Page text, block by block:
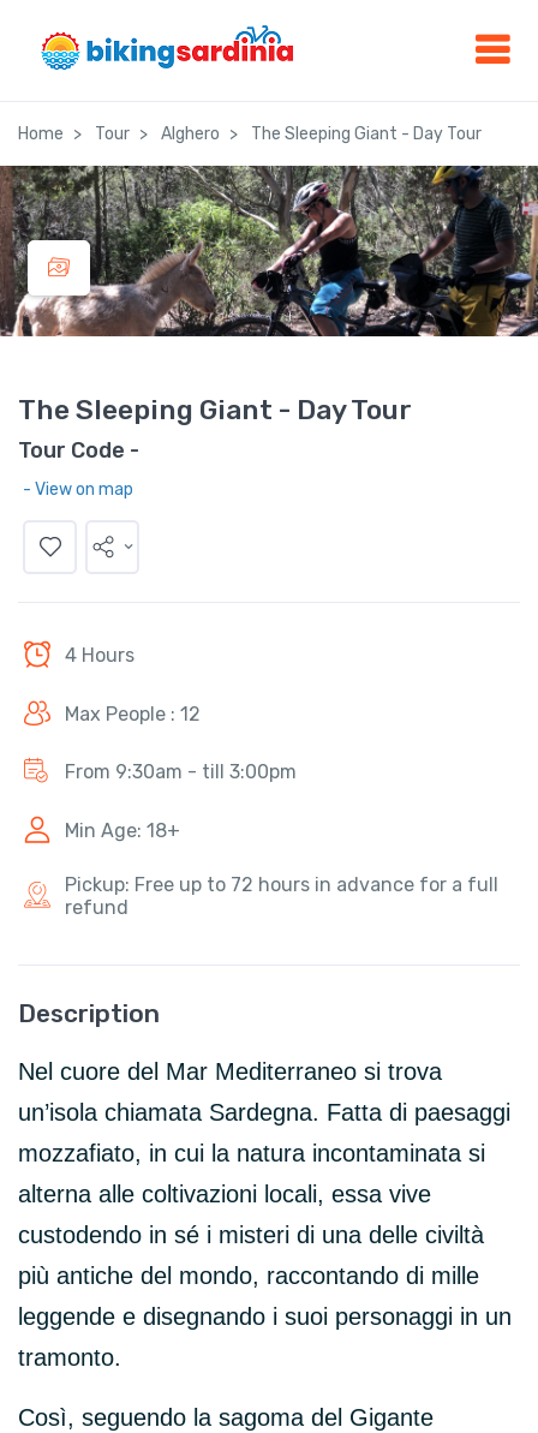
Home Tour Alghero The Sleeping Giant - Day Tour
The Sleeping Giant - Day Tour
Tour Code -
- View on map
4 Hours
Max People : 12
From 9:30am - till 3:00pm
Min Age: 18+
Pickup: Free up to 72 hours in advance for a full
refund
Description
Nel cuore del Mar Mediterraneo si trova
un’isola chiamata Sardegna. Fatta di paesaggi
mozzafiato, in cui la natura incontaminata si
alterna alle coltivazioni locali, essa vive
custodendo in sé i misteri di una delle civiltà
più antiche del mondo, raccontando di mille
leggende e disegnando i suoi personaggi in un
tramonto.
Così, seguendo la sagoma del Gigante